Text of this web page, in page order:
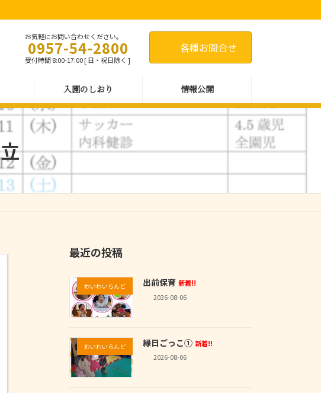
お気軽にお問い合わせください。
0957-54-2800
受付時間 8:00-17:00 [ 日・祝日除く ]
各種お問合せ
入園のしおり 情報公開
最近の投稿
わいわいらんど 出前保育 新着!!
2026-08-06
わいわいらんど 縁日ごっこ① 新着!!
2026-08-06